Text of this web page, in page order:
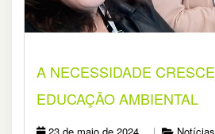
A NECESSIDADE
EDUCAÇÃO AMBIENTAL
23 de maio de 2024